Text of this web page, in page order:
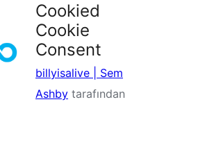
Cookied
Cookie
Consent
billyisalive | Sem
Ashby tarafından